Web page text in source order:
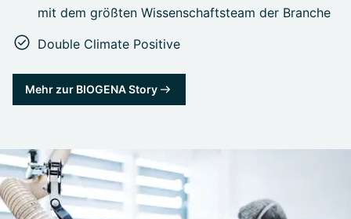
mit dem größten Wissenschaftsteam der Branche
Double Climate Positive
Mehr zur BIOGENA Story